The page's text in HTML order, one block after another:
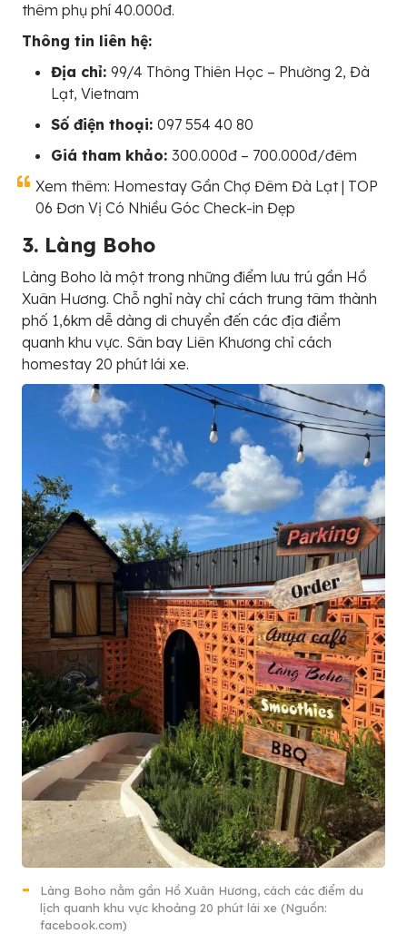
thêm phụ phí 40.000đ.
Thông tin liên hệ:
Địa chỉ: 99/4 Thông Thiên Học – Phường 2, Đà
Lạt, Vietnam
Số điện thoại: 097 554 40 80
Giá tham khảo: 300.000đ – 700.000đ/đêm
Xem thêm: Homestay Gần Chợ Đêm Đà Lạt | TOP
06 Đơn Vị Có Nhiều Góc Check-in Đẹp
3. Làng Boho
Làng Boho là một trong những điểm lưu trú gần Hồ
Xuân Hương. Chỗ nghỉ này chỉ cách trung tâm thành
phố 1,6km dễ dàng di chuyển đến các địa điểm
quanh khu vực. Sân bay Liên Khương chỉ cách
homestay 20 phút lái xe.
Làng Boho nằm gần Hồ Xuân Hương, cách các điểm du
lịch quanh khu vực khoảng 20 phút lái xe (Nguồn:
facebook.com)